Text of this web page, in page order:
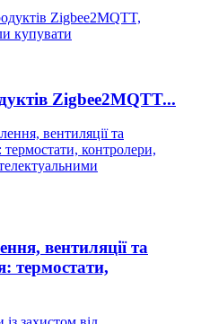
Zigbee2MQTT...
вентиляції та
термостати,